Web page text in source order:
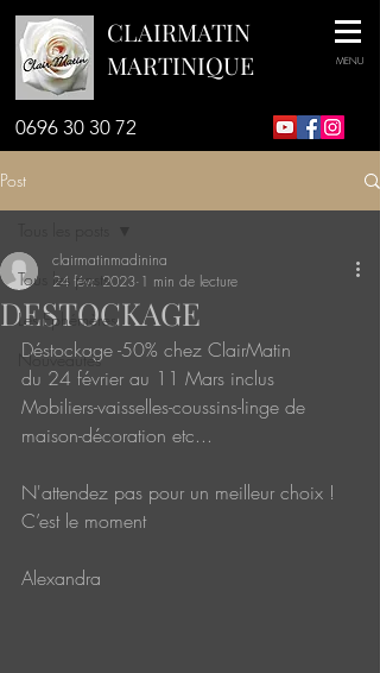
CLAIRMATIN
MARTINIQUE
MENU
0696 30 30 72
Post
Tous les posts
Les Ephémères
Nouveautés
DESTOCKAGE
clairmatinmadinina
24 févr. 2023 1 min de lecture
Déstockage -50% chez ClairMatin
du 24 février au 11 Mars inclus
Mobiliers-vaisselles-coussins-linge de
maison-décoration etc...
N'attendez pas pour un meilleur choix !
C’est le moment
Alexandra